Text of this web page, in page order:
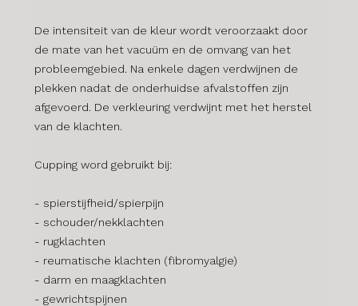
De intensiteit van de kleur wordt veroorzaakt door
de mate van het vacuüm en de omvang van het
probleemgebied. Na enkele dagen verdwijnen de
plekken nadat de onderhuidse afvalstoffen zijn
afgevoerd. De verkleuring verdwijnt met het herstel
van de klachten.​
Cupping word gebruikt bij:
- spierstijfheid/spierpijn
- schouder/nekklachten
- rugklachten
- reumatische klachten (fibromyalgie)
- darm en maagklachten
- gewrichtspijnen